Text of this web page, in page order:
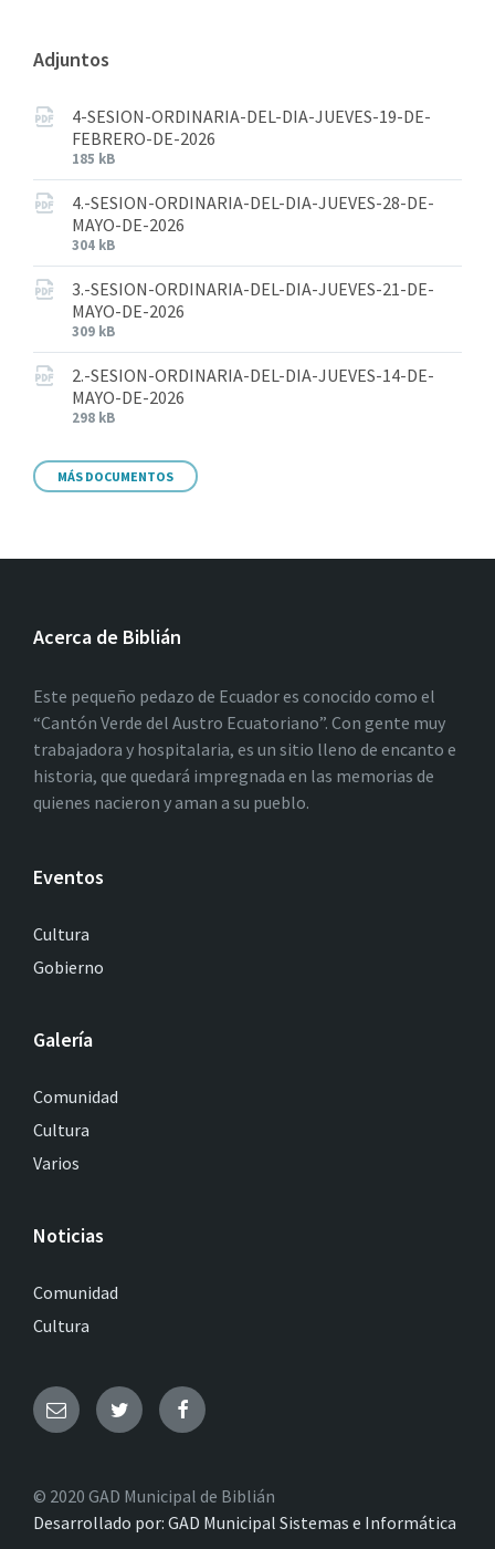
Adjuntos
4-SESION-ORDINARIA-DEL-DIA-JUEVES-19-DE-
FEBRERO-DE-2026
185 kB
4.-SESION-ORDINARIA-DEL-DIA-JUEVES-28-DE-
MAYO-DE-2026
304 kB
3.-SESION-ORDINARIA-DEL-DIA-JUEVES-21-DE-
MAYO-DE-2026
309 kB
2.-SESION-ORDINARIA-DEL-DIA-JUEVES-14-DE-
MAYO-DE-2026
298 kB
MÁS DOCUMENTOS
Acerca de Biblián
Este pequeño pedazo de Ecuador es conocido como el
“Cantón Verde del Austro Ecuatoriano”. Con gente muy
trabajadora y hospitalaria, es un sitio lleno de encanto e
historia, que quedará impregnada en las memorias de
quienes nacieron y aman a su pueblo.
Eventos
Cultura
Gobierno
Galería
Comunidad
Cultura
Varios
Noticias
Comunidad
Cultura
© 2020 GAD Municipal de Biblián
Desarrollado por: GAD Municipal Sistemas e Informática